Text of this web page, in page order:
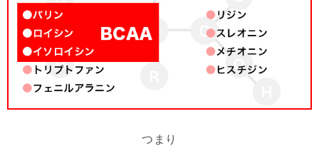
つまり